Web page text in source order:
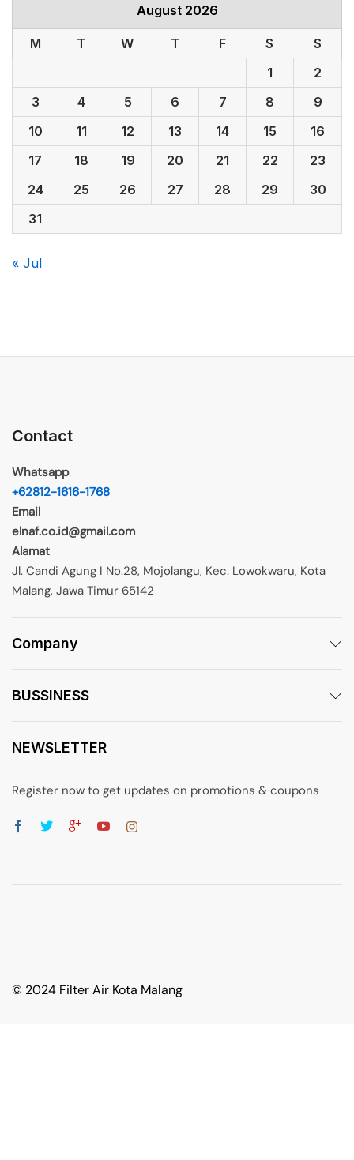
August 2026
M T W T F S
S
1
2
3
4 5 6 7 8
9
10
11 12 13 14 15
16
17
18 19 20 21 22
23
24
25 26 27 28 29
30
31
« Jul
Contact
Whatsapp
+62812-1616-1768
Email
elnaf.co.id@gmail.com
Alamat
Jl. Candi Agung I No.28, Mojolangu, Kec. Lowokwaru, Kota
Malang, Jawa Timur 65142
Company
BUSSINESS
NEWSLETTER
Register now to get updates on promotions & coupons
© 2024 Filter Air Kota Malang